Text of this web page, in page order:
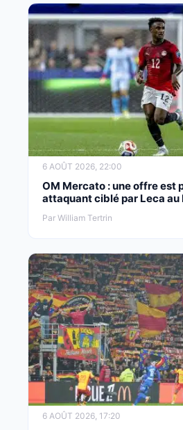
6 AOÛT 2026, 22:00
OM Mercato : une offre est
attaquant ciblé par Leca au
Par William Tertrin
6 AOÛT 2026, 17:20